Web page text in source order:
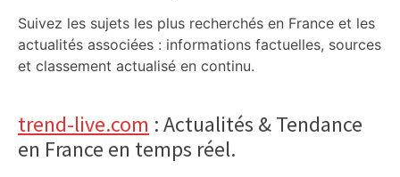
Suivez les sujets les plus recherchés en France et les
actualités associées : informations factuelles, sources
et classement actualisé en continu.
trend-live.com : Actualités & Tendance
en France en temps réel.